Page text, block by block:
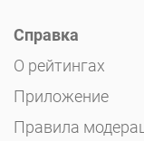
Справка
О рейтингах
Приложение
Правила